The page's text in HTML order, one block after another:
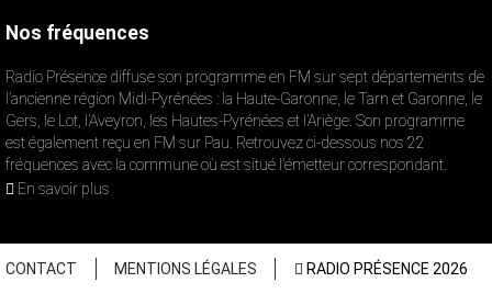
Nos fréquences
Radio Présence diffuse son programme en FM sur sept départements de
l’ancienne région Midi-Pyrénées : la Haute-Garonne, le Tarn et Garonne, le
Gers, le Lot, l’Aveyron, les Hautes-Pyrénées et l’Ariège. Son programme
est également reçu en FM sur Pau. Retrouvez ci-dessous nos 22
fréquences avec la commune où est situé l’émetteur correspondant.
En savoir plus
CONTACT MENTIONS LÉGALES RADIO PRÉSENCE 2026